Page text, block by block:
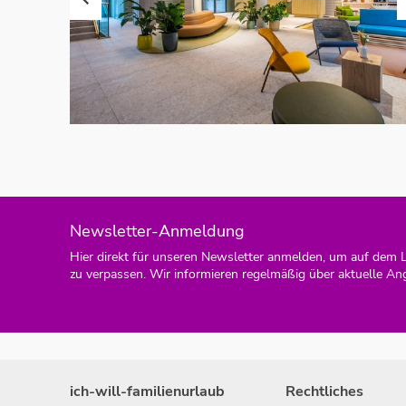
Newsletter-Anmeldung
Hier direkt für unseren Newsletter anmelden, um auf dem
zu verpassen. Wir informieren regelmäßig über aktuelle
ich-will-familienurlaub Rechtliches